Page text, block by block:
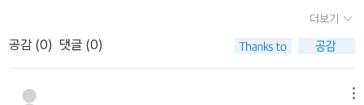
기는보드랍고 매끄러운 실크를 온몸에 휘감는 감촉이다.수영복으로
갈아입으면서 한기를 느낀다.물속에서 팔과 다리를 움직이면 매끄러
운 올리브유가피부에 닿는 느낌 같기도 하다.운동의 감촉이 필요하다
면 달리기와 수영을 강력하게 추천한다.내가 하고 싶은 일에 필요한
이트를 동시에 했다고 한다. 말만 들어도 쓰러질 것만 같은데 저자는
이 모든 일을 해낼 정도로 체력을 비축한 '체력부자'였다. 소극적이고
되겠다는 생각이 들었지만 그게 강박적이게 되더라고요.그래서 체력
의 의미를 이해하고자 [ 다정함도 체력에서 나옵니다 ]를 읽게 되었습
니다.p24 일잘러의 기본은 체력이다업무를 잘하고 싶지만 가끔 놓치
는 부분이 있더라고요.집중도도 떨어지는 느낌이고요.책에서는 일잘
더보기
공감 (0) 댓글 (0)